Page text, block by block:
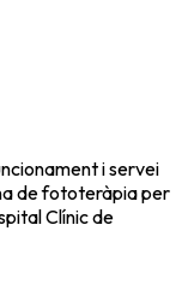
i servei
de fototeràpia per
Clínic de